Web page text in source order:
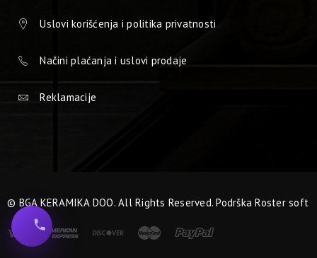
Uslovi korišćenja i politika privatnosti
Načini plaćanja i uslovi prodaje
Reklamacije
© BGA KERAMIKA DOO. All Rights Reserved. PodrškaRoster soft